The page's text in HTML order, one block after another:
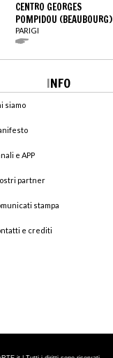
CENTRO GEORGES
POMPIDOU (BEAUBOURG)
PARIGI
INFO
siamo
e APP
partner
stampa
e crediti